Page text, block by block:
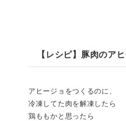
【レシピ】豚肉のア
アヒージョをつくるのに、
冷凍してた肉を解凍したら
鶏ももかと思ったら